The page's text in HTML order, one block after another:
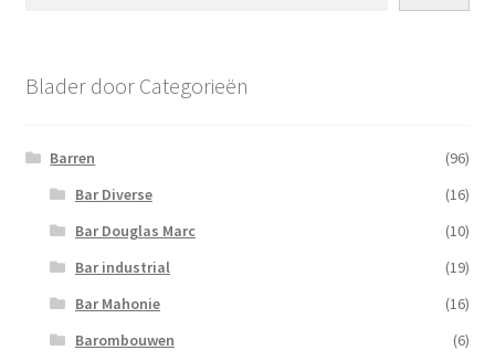
Blader door Categorieën
Barren
(96)
Bar Diverse
(16)
Bar Douglas Marc
(10)
Bar industrial
(19)
Bar Mahonie
(16)
Barombouwen
(6)